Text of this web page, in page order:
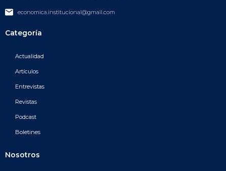
economica.institucional@gmail.com
Categoría
Actualidad
Artículos
Entrevistas
Revistas
Podcast
Boletines
Nosotros